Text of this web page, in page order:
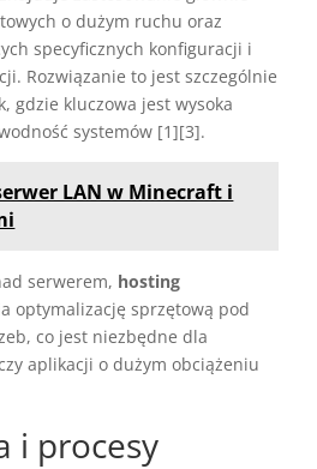
o dużym ruchu oraz
specyficznych konfiguracji i
Rozwiązanie to jest szczególnie
gdzie kluczowa jest wysoka
systemów [1][3].
LAN w Minecraft i
serwerem, hosting
optymalizację sprzętową pod
co jest niezbędne dla
aplikacji o dużym obciążeniu
i procesy